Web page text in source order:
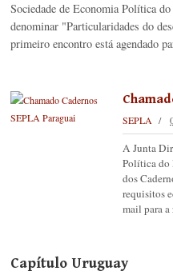
Sociedade de Economia Política
denominar "Particularidades do
primeiro encontro está agendado
SEPLA
A Junta
Política do
dos
requisitos
mail para
Capítulo Uruguay